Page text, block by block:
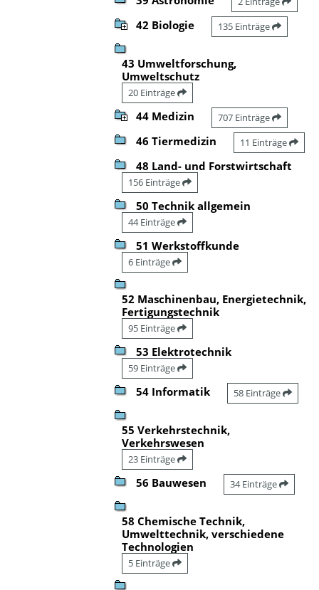
42 Biologie 135 Einträge
43 Umweltforschung,
Umweltschutz
20 Einträge
44 Medizin 707 Einträge
46 Tiermedizin 11 Einträge
48 Land- und Forstwirtschaft
156 Einträge
50 Technik allgemein
44 Einträge
51 Werkstoffkunde
6 Einträge
52 Maschinenbau, Energietechnik,
Fertigungstechnik
95 Einträge
53 Elektrotechnik
59 Einträge
54 Informatik 58 Einträge
55 Verkehrstechnik,
Verkehrswesen
23 Einträge
56 Bauwesen 34 Einträge
58 Chemische Technik,
Umwelttechnik, verschiedene
Technologien
5 Einträge